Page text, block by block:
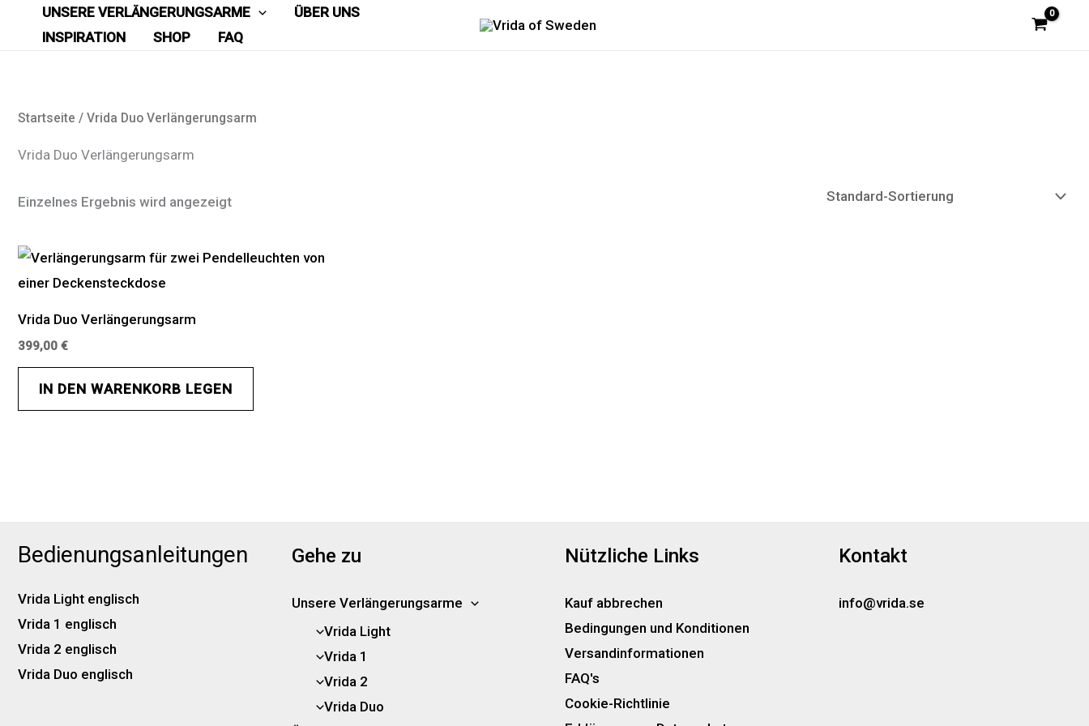
UNSERE VERLÄNGERUNGSARME
ÜBER UNS
INSPIRATION
SHOP FAQ
Startseite / Vrida Duo Verlängerungsarm
Vrida Duo Verlängerungsarm
Einzelnes Ergebnis wird angezeigt
Vrida Duo Verlängerungsarm
399,00 €
IN DEN WARENKORB LEGEN
Bedienungsanleitungen
Vrida Light englisch
Vrida 1 englisch
Vrida 2 englisch
Vrida Duo englisch
Gehe zu
Unsere Verlängerungsarme
Vrida Light
Vrida 1
Vrida 2
Vrida Duo
Nützliche Links
Kauf abbrechen
Bedingungen und Konditionen
Versandinformationen
FAQ's
Cookie-Richtlinie
Kontakt
info@vrida.se